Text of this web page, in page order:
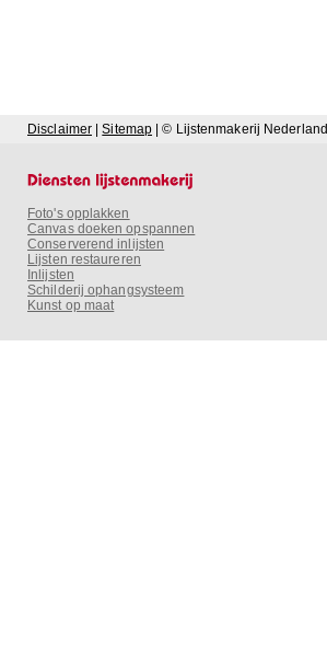
Disclaimer |Sitemap | © Lijstenmakerij Nederland
Foto's opplakken
Canvas doeken opspannen
Conserverend inlijsten
Lijsten restaureren
Inlijsten
Schilderij ophangsysteem
Kunst op maat